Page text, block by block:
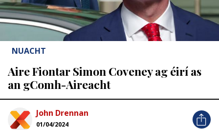
NUACHT
Aire Fiontar Simon Coveney ag éirí as
an gComh-Aireacht
John Drennan
01/04/2024